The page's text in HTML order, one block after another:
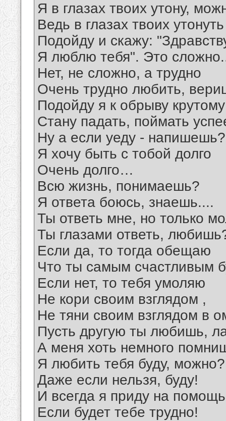
Я в глазах твоих утону,
Ведь в глазах твоих
Подойду и скажу:
Я люблю тебя". Это
Нет, не сложно, а трудно
Очень трудно любить,
Подойду я к обрыву крутому
Стану падать, поймать
Ну а если уеду - напишешь?
Я хочу быть с тобой долго
Очень долго…
Всю жизнь, понимаешь?
Я ответа боюсь, знаешь....
Ты ответь мне, но только
Ты глазами ответь,
Если да, то тогда обещаю
Что ты самым счастливым
Если нет, то тебя умоляю
Не кори своим взглядом ,
Не тяни своим взглядом в
Пусть другую ты любишь,
А меня хоть немного
Я любить тебя буду, можно?
Даже если нельзя, буду!
И всегда я приду на помощь
Если будет тебе трудно!